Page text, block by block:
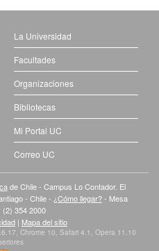
La Universidad
Facultades
Organizaciones
Bibliotecas
Mi Portal UC
Correo UC
de Chile - Campus Lo Contador. El
- Chile - ¿Cómo llegar?- Mesa
354 2000
| Mapa del sitio
Chrome 10, Safari 4.1, Opera 11.10